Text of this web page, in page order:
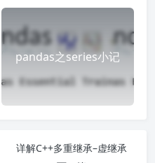
pandas之series小记
详解C++多重继承–虚继承